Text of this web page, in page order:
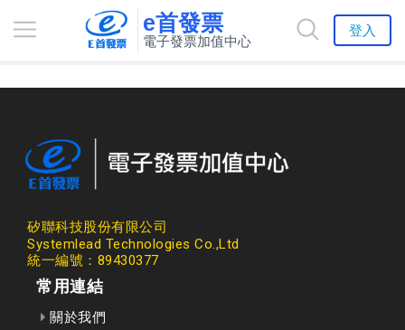
e首發票
電子發票加值中心
登入
矽聯科技股份有限公司
Systemlead Technologies Co.,Ltd
統一編號：89430377
常用連結
關於我們